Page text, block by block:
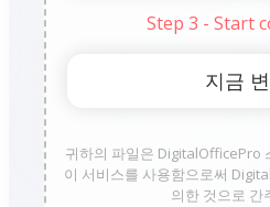
Step 3 - Start
귀하의 파일은 DigitalOfficePro
이 서비스를 사용함으로써
의한 것으로 간